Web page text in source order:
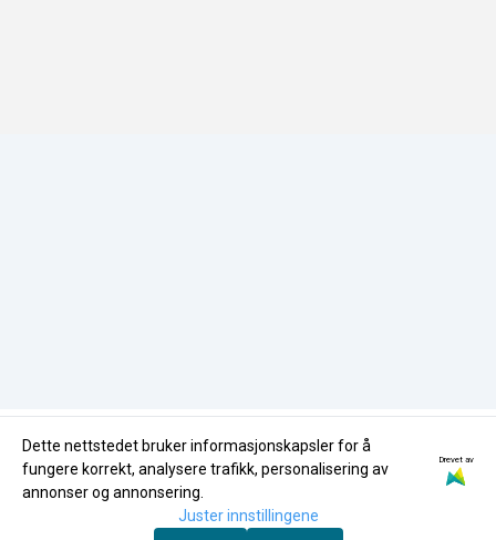
Dette nettstedet bruker informasjonskapsler for å
fungere korrekt, analysere trafikk, personalisering av
annonser og annonsering.
Drevet av
Juster innstillingene